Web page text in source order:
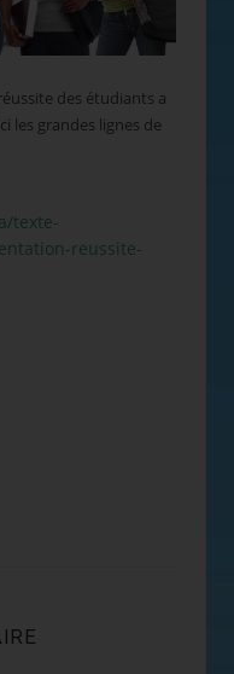
des étudiants a
les grandes lignes de
texte-
reussite-